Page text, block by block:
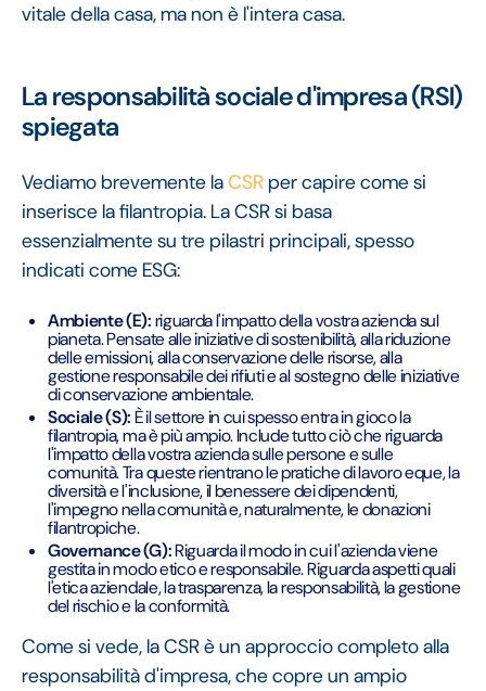
vitale della casa, ma non è l'intera casa.
La responsabilità sociale d'impresa (RSI)
spiegata
Vediamo brevemente laCSR per capire come si
inserisce la filantropia. La CSR si basa
essenzialmente su tre pilastri principali, spesso
indicati come ESG:
Ambiente (E):riguarda l'impatto della vostra azienda sul
pianeta. Pensate alle iniziative di sostenibilità, alla riduzione
delle emissioni, alla conservazione delle risorse, alla
gestione responsabile dei rifiuti e al sostegno delle iniziative
di conservazione ambientale.
Sociale (S):È il settore in cui spesso entra in gioco la
filantropia, ma è più ampio. Include tutto ciò che riguarda
l'impatto della vostra azienda sulle persone e sulle
comunità. Tra queste rientrano le pratiche di lavoro eque, la
diversità e l'inclusione, il benessere dei dipendenti,
l'impegno nella comunità e, naturalmente, le donazioni
filantropiche.
Governance (G):Riguarda il modo in cui l'azienda viene
gestita in modo etico e responsabile. Riguarda aspetti quali
l'etica aziendale, la trasparenza, la responsabilità, la gestione
del rischio e la conformità.
Come si vede, la CSR è un approccio completo alla
responsabilità d'impresa, che copre un ampio